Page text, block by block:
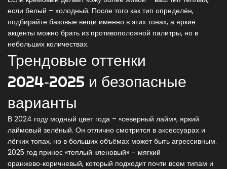
если белый – холодный. После того как тип определён,
подбирайте базовые вещи именно в этих тонах, а яркие
акценты можно брать из противоположной палитры, но в
небольших количествах.
Трендовые оттенки
2024‑2025 и безопасные
варианты
В 2024 году модный цвет года – «северный лайм», яркий
лаймовый зелёный. Он отлично смотрится в аксессуарах и
лёгких топах, но в больших объёмах может быть агрессивным.
2025 год принес «теплый кленовый» – мягкий
оранжево‑коричневый, который подходит почти всем типам и